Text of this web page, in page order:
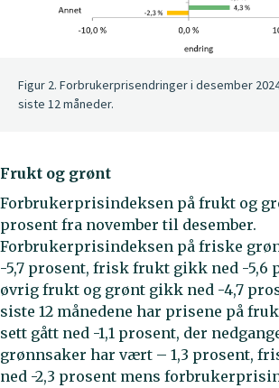
Figur 2. Forbrukerprisendringer i desember
siste 12 måneder.
Frukt og grønt
Forbrukerprisindeksen på frukt og
prosent fra november til desember.
Forbrukerprisindeksen på friske
-5,7 prosent, frisk frukt gikk ned -5,6
øvrig frukt og grønt gikk ned -4,7
siste 12 månedene har prisene på
sett gått ned -1,1 prosent, der
grønnsaker har vært – 1,3 prosent,
ned -2,3 prosent mens